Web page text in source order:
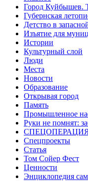
Город Куйбышев.
Губернская
Детство в
Изъятие для
Истории
Культурный слой
Люди
Места
Новости
Образование
Открывая город
Память
Промышленное
Руки не помнят:
Спецпроекты
Статья
Том Сойер Фест
Ценности
Энциклопедия